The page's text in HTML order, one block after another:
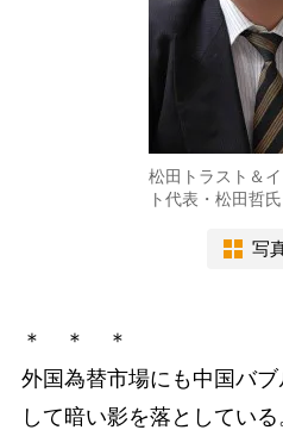
松田トラスト＆
ト代表・松田哲氏
写
＊ ＊ ＊
外国為替市場にも中国バ
して暗い影を落としてい